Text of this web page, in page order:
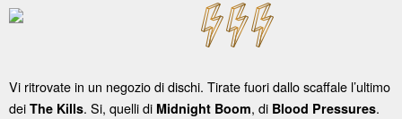
Vi ritrovate in un negozio di dischi. Tirate fuori dallo scaffale l’ultimo
dei The Kills. Si, quelli di Midnight Boom, di Blood Pressures.